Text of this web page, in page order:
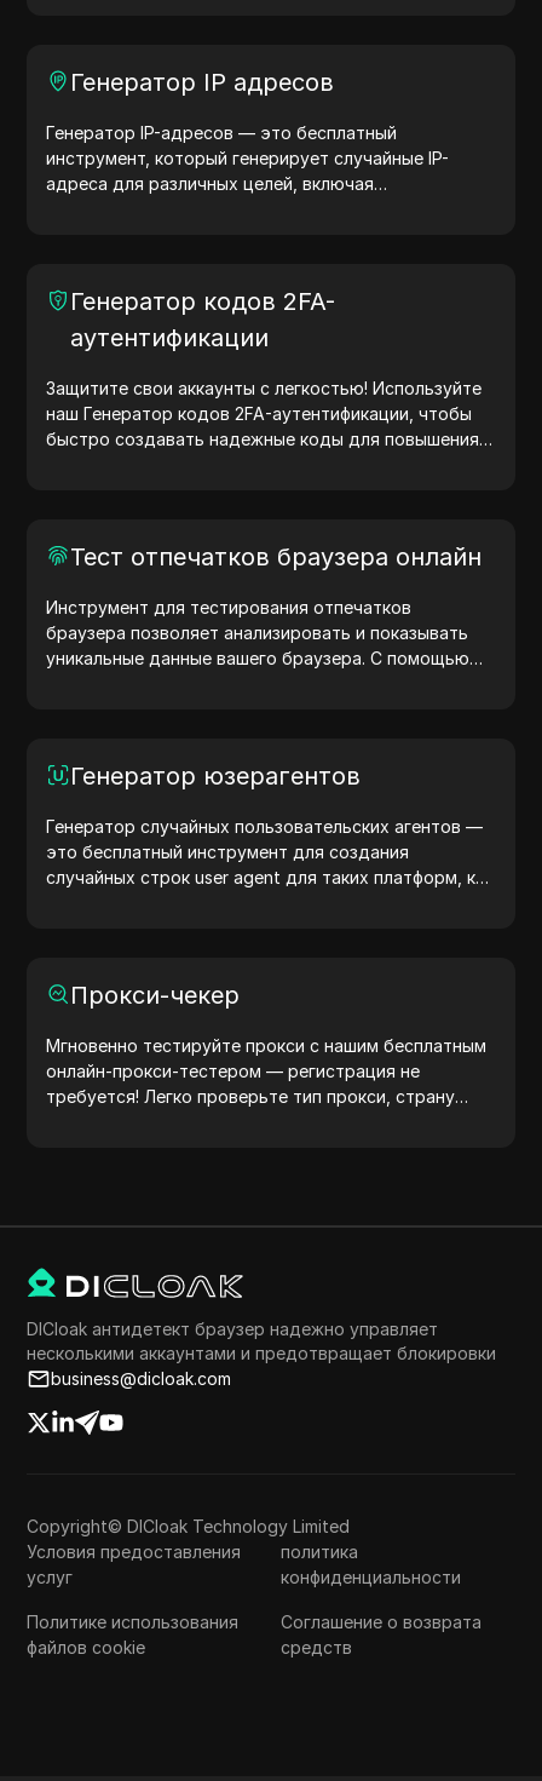
Генератор IP адресов
Генератор IP-адресов — это бесплатный
инструмент, который генерирует случайные IP-
адреса для различных целей, включая
IP-адресов он позволяет быстро генерировать IP-
адреса для тестирования геолокации, проверки
конфиденциальности и других нужд. Упростите
— генерируйте IP-адреса прямо сейчас!
Генератор кодов 2FA-
аутентификации
Защитите свои аккаунты с легкостью! Используйте
наш Генератор кодов 2FA-аутентификации, чтобы
быстро создавать надежные коды для повышения
Тест отпечатков браузера онлайн
Инструмент для тестирования отпечатков
браузера позволяет анализировать и показывать
уникальные данные вашего браузера. С помощью
Генератор юзерагентов
Генератор случайных пользовательских агентов —
это бесплатный инструмент для создания
случайных строк user agent для таких платформ, как
Упростите свои рабочие процессы — начните
Прокси-чекер
Мгновенно тестируйте прокси с нашим бесплатным
онлайн-прокси-тестером — регистрация не
требуется! Легко проверьте тип прокси, страну
DICloak антидетект браузер надежно управляет
несколькими аккаунтами и предотвращает блокировки
business@dicloak.com
Copyright© DICloak Technology Limited
Условия предоставления
услуг
политика
конфиденциальности
Политике использования
файлов cookie
Соглашение о возврата
средств